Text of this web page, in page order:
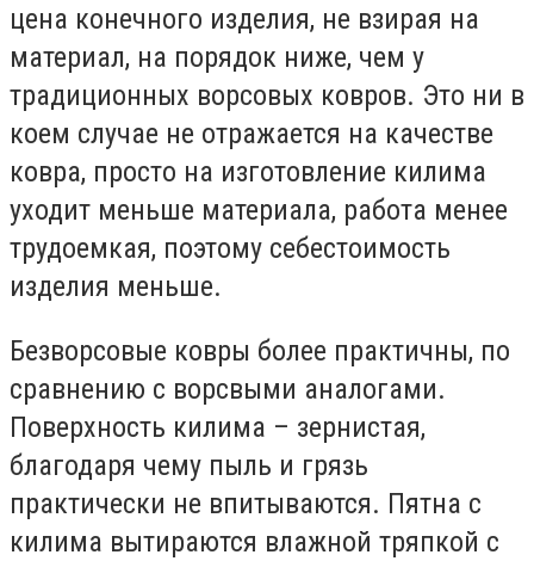
цена конечного изделия, не взирая на
материал, на порядок ниже, чем у
традиционных ворсовых ковров. Это ни в
коем случае не отражается на качестве
ковра, просто на изготовление килима
уходит меньше материала, работа менее
трудоемкая, поэтому себестоимость
изделия меньше.
Безворсовые ковры более практичны, по
сравнению с ворсвыми аналогами.
Поверхность килима – зернистая,
благодаря чему пыль и грязь
практически не впитываются. Пятна с
килима вытираются влажной тряпкой с